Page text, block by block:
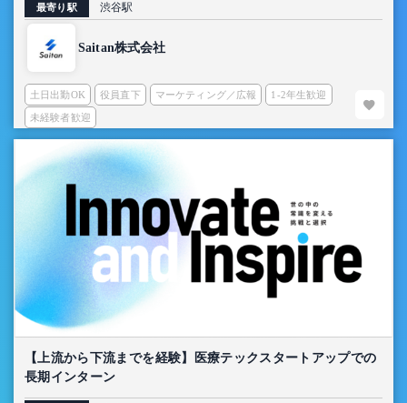
最寄り駅 渋谷駅
Saitan株式会社
土日出勤OK 役員直下 マーケティング／広報 1-2年生歓迎
未経験者歓迎
【上流から下流までを経験】医療テックスタートアップでの
長期インターン